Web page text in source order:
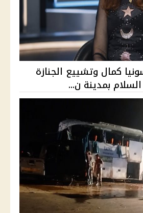
كمال وتشييع الجنازة
بمدينة ن...